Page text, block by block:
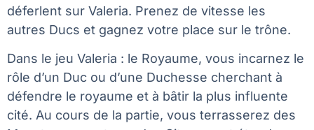
déferlent sur Valeria. Prenez de vitesse les
autres Ducs et gagnez votre place sur le trône.
Dans le jeu Valeria : le Royaume, vous incarnez le
rôle d’un Duc ou d’une Duchesse cherchant à
défendre le royaume et à bâtir la plus influente
cité. Au cours de la partie, vous terrasserez des